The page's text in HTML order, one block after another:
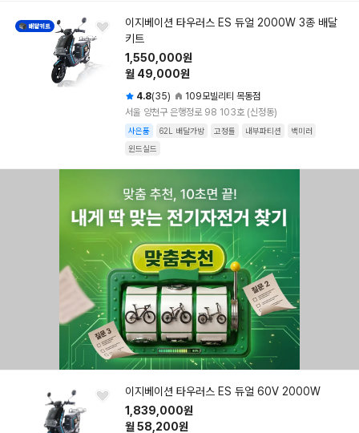
이지베이션 타우러스 ES 듀얼 2000W 3종 배달
키트
1,550,000원
월 49,000원
4.8(35)
109모빌리티 목동점
서울 양천구 은행정로 98 103호 (신정동)
사은품 62L 배달가방 고정틀 내부파티션
백미러
윈드실드
이지베이션 타우러스 ES 듀얼 60V 2000W
1,839,000원
월 58,200원